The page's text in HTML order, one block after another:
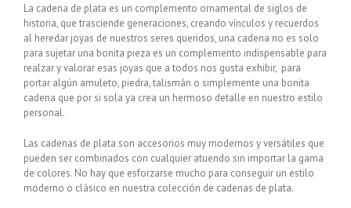
La cadena de plata es un complemento ornamental de siglos de
historia, que trasciende generaciones, creando vínculos y recuerdos
al heredar joyas de nuestros seres queridos, una cadena no es solo
para sujetar una bonita pieza es un complemento indispensable para
realzar y valorar esas joyas que a todos nos gusta exhibir, para
portar algún amuleto, piedra, talismán o simplemente una bonita
cadena que por si sola ya crea un hermoso detalle en nuestro estilo
personal.
Las cadenas de plata son accesorios muy modernos y versátiles que
pueden ser combinados con cualquier atuendo sin importar la gama
de colores. No hay que esforzarse mucho para conseguir un estilo
moderno o clásico en nuestra colección de cadenas de plata.